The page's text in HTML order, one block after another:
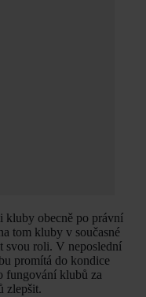
kluby obecně po právní
tom kluby v současné
svou roli. V neposlední
promítá do kondice
fungování klubů za
zlepšit.